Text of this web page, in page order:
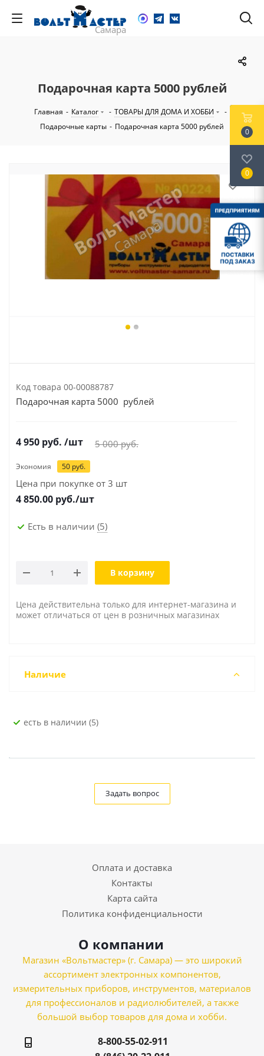
Подарочная карта 5000 рублей
Главная - Каталог - ТОВАРЫ ДЛЯ ДОМА И ХОББИ
-
Подарочные карты - Подарочная карта 5000 рублей
Код товара 00-00088787
Подарочная карта 5000 рублей
4 950 руб. /шт 5 000руб.
Экономия 50 руб.
Цена при покупке от 3 шт
4 850.00 руб./шт
Есть в наличии (5)
В корзину
Цена действительна только для интернет-магазина и
может отличаться от цен в розничных магазинах
Наличие
Есть в наличии (5)
Задать вопрос
Оплата и доставка
Контакты
Карта сайта
Политика конфиденциальности
О компании
Магазин «Вольтмастер» (г. Самара) — это широкий
ассортимент электронных компонентов,
измерительных приборов, инструментов, материалов
для профессионалов и радиолюбителей, а также
большой выбор товаров для дома и хобби.
8-800-55-02-911
0
0